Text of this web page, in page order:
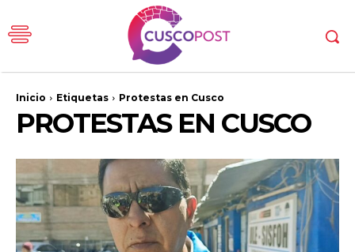
Inicio Etiquetas Protestas en Cusco
PROTESTAS EN CUSCO